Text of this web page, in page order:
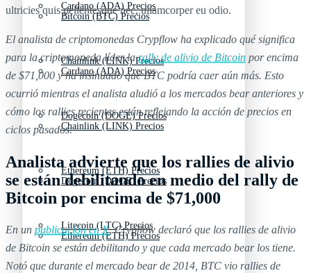
Cardano (ADA) Precios
Chainlink (LINK) Precios
Dogecoin (DOGE) Precios
Ethereum (ETH) Precios
Litecoin (LTC) Precios
Bitcoin (BTC) Precios
Cardano (ADA) Precios
Chainlink (LINK) Precios
Dogecoin (DOGE) Precios
Ethereum (ETH) Precios
ultricies quis pellentesque nec, ullamcorper eu odio.
El analista de criptomonedas Crypflow ha explicado qué significa
para la criptomoneda líder la rally de alivio de Bitcoin por encima
de $71,000 y ha insinuado que BTC podría caer aún más. Esto
ocurrió mientras el analista aludió a los mercados bear anteriores y
cómo los rallies recientes están reflejando la acción de precios en
ciclos pasados.
Analista advierte que los rallies de alivio
se están debilitando en medio del rally de
Bitcoin por encima de $71,000
En un publicación en X, Crypflow declaró que los rallies de alivio
de Bitcoin se están debilitando y que cada mercado bear los tiene.
Notó que durante el mercado bear de 2014, BTC vio rallies de